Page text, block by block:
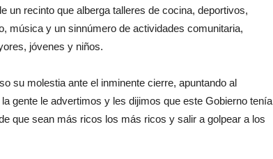
un recinto que alberga talleres de cocina, deportivos,
música y un sinnúmero de actividades comunitaria,
jóvenes y niños.
su molestia ante el inminente cierre, apuntando al
gente le advertimos y les dijimos que este Gobierno tenía
que sean más ricos los más ricos y salir a golpear a los